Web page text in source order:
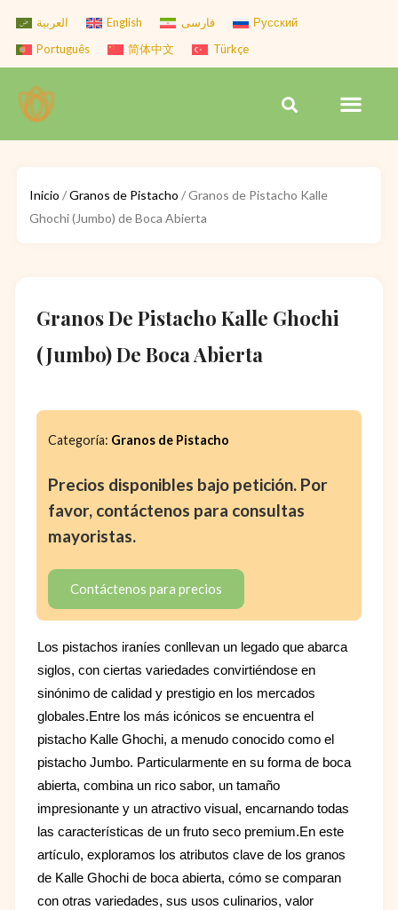
content
العربية English فارسی
Русский
Português
简体中文 Türkçe
Search
Inicio /Granos de Pistacho / Granos de Pistacho Kalle
Ghochi (Jumbo) de Boca Abierta
Granos De Pistacho Kalle Ghochi
(Jumbo) De Boca Abierta
Categoría: Granos de Pistacho
Precios disponibles bajo petición. Por
favor, contáctenos para consultas
mayoristas.
Contáctenos para precios
Los pistachos iraníes conllevan un legado que abarca
siglos, con ciertas variedades convirtiéndose en
sinónimo de calidad y prestigio en los mercados
globales.Entre los más icónicos se encuentra el
pistacho Kalle Ghochi, a menudo conocido como el
pistacho Jumbo. Particularmente en su forma de boca
abierta, combina un rico sabor, un tamaño
impresionante y un atractivo visual, encarnando todas
las características de un fruto seco premium.En este
artículo, exploramos los atributos clave de los granos
de Kalle Ghochi de boca abierta, cómo se comparan
con otras variedades, sus usos culinarios, valor